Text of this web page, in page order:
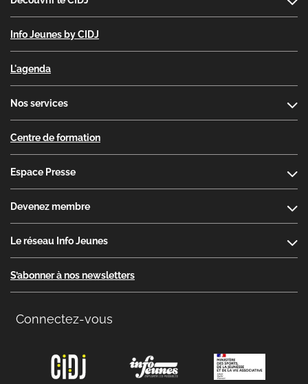
Info Jeunes by CIDJ
L'agenda
Nos services
Centre de formation
Espace Presse
Devenez membre
Le réseau Info Jeunes
S’abonner à nos newsletters
Connectez-vous